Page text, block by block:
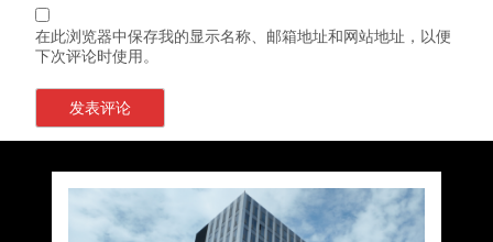
在此浏览器中保存我的显示名称、邮箱地址和网站地址，以便
下次评论时使用。